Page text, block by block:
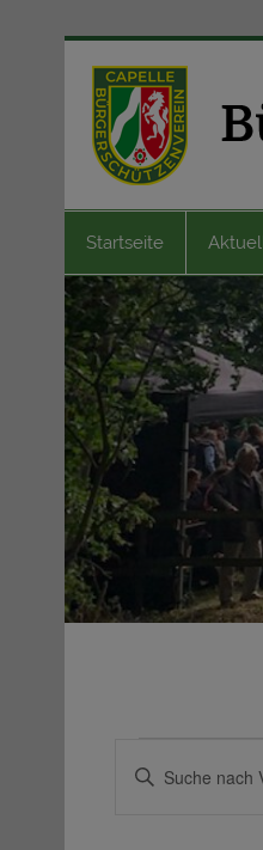
Startseite
Suche
und
Schlüsselwort